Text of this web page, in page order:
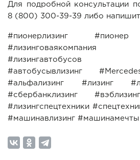
Для подробной консультации
8 (800) 300-39-39 либо
#пионерлизинг #пионер
#лизинговаякомпания
#лизингавтобусов
#автобусывлизинг
#альфализинг #лизинг
#сбербанклизинг
#лизингспецтехники
#машинавлизинг #машинамечты